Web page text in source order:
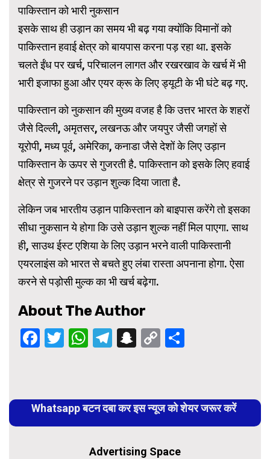
पाकिस्तान को भारी नुकसान
इसके साथ ही उड़ान का समय भी बढ़ गया क्योंकि विमानों को
पाकिस्तान हवाई क्षेत्र को बायपास करना पड़ रहा था. इसके
चलते ईंध पर खर्च, परिचालन लागत और रखरखाव के खर्च में भी
भारी इजाफा हुआ और एयर क्रू के लिए ड्यूटी के भी घंटे बढ़ गए.
पाकिस्तान को नुकसान की मुख्य वजह है कि उत्तर भारत के शहरों
जैसे दिल्ली, अमृतसर, लखनऊ और जयपुर जैसी जगहों से
यूरोपी, मध्य पूर्व, अमेरिका, कनाडा जैसे देशों के लिए उड़ान
पाकिस्तान के ऊपर से गुजरती है. पाकिस्तान को इसके लिए हवाई
क्षेत्र से गुजरने पर उड़ान शुल्क दिया जाता है.
लेकिन जब भारतीय उड़ान पाकिस्तान को बाइपास करेंगे तो इसका
सीधा नुकसान ये होगा कि उसे उड़ान शुल्क नहीं मिल पाएगा. साथ
ही, साउथ ईस्ट एशिया के लिए उड़ान भरने वाली पाकिस्तानी
एयरलाइंस को भारत से बचते हुए लंबा रास्ता अपनाना होगा. ऐसा
करने से पड़ोसी मुल्क का भी खर्च बढ़ेगा.
About The Author
Facebook
Twitter
WhatsApp
Telegram
Snapchat
Copy
Reading
Whatsapp बटन दबा कर इस न्यूज को शेयर जरूर करें
Advertising Space